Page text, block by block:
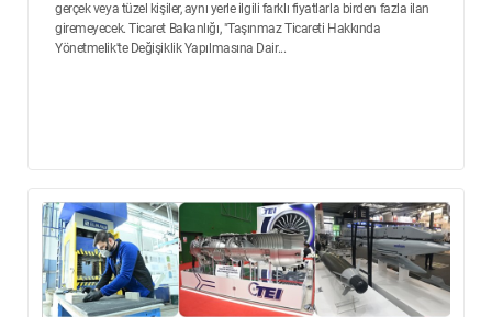
gerçek veya tüzel kişiler, aynı yerle ilgili farklı fiyatlarla birden fazla ilan
giremeyecek. Ticaret Bakanlığı, "Taşınmaz Ticareti Hakkında
Yönetmelik'te Değişiklik Yapılmasına Dair...